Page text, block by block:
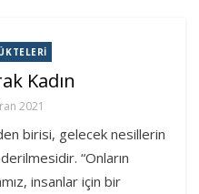
Kadın
2021
birisi, gelecek nesillerin
“Onların
insanlar için bir